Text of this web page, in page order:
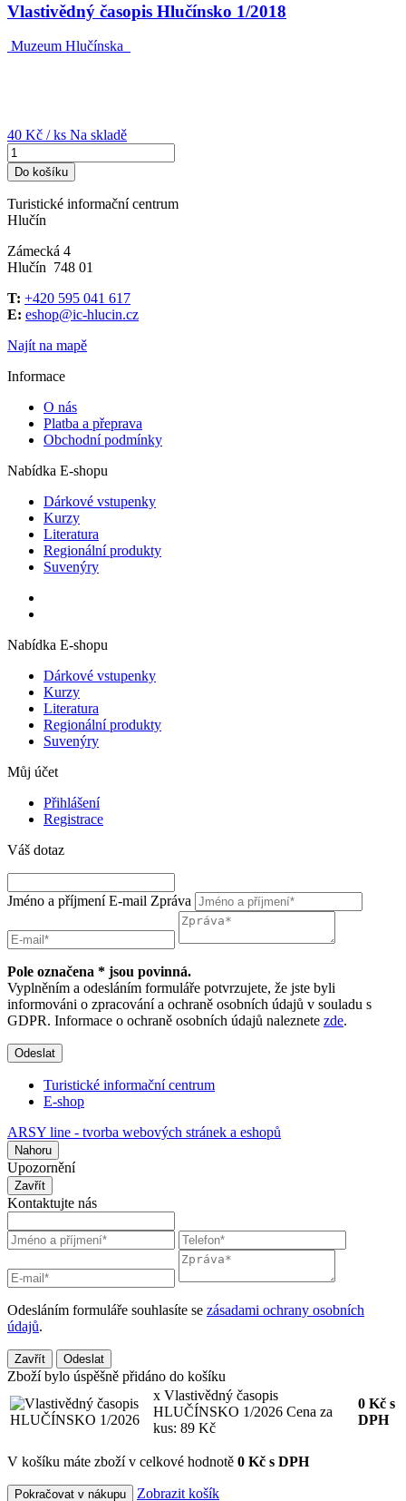
Vlastivědný časopis Hlučínsko 1/2018
Muzeum Hlučínska
40 Kč / ks Na skladě
Do košíku
Turistické informační centrum
Hlučín
Zámecká 4
Hlučín 748 01
T: +420 595 041 617
E: eshop@ic-hlucin.cz
Najít na mapě
Informace
O nás
Platba a přeprava
Obchodní podmínky
Nabídka E-shopu
Dárkové vstupenky
Kurzy
Literatura
Regionální produkty
Suvenýry
Nabídka E-shopu
Dárkové vstupenky
Kurzy
Literatura
Regionální produkty
Suvenýry
Můj účet
Přihlášení
Registrace
Váš dotaz
Jméno a příjmení E-mail Zpráva
Pole označena * jsou povinná.
Vyplněním a odesláním formuláře potvrzujete, že jste byli
informováni o zpracování a ochraně osobních údajů v souladu s
GDPR. Informace o ochraně osobních údajů naleznete zde.
Odeslat
Turistické informační centrum
E-shop
ARSY line - tvorba webových stránek a eshopů
Nahoru
Upozornění
Zavřít
Kontaktujte nás
Odesláním formuláře souhlasíte se zásadami ochrany osobních
údajů.
Zavřít Odeslat
Zboží bylo úspěšně přidáno do košíku
x Vlastivědný časopis
HLUČÍNSKO 1/2026 Cena za
kus: 89 Kč
0 Kč s
DPH
V košíku máte zboží v celkové hodnotě 0 Kč s DPH
Pokračovat v nákupu Zobrazit košík